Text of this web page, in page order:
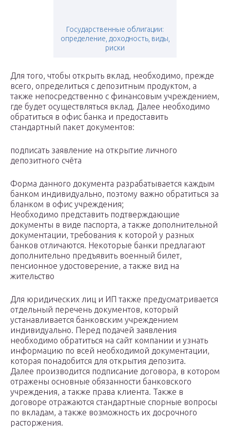
Государственные облигации:
определение, доходность, виды,
риски
Для того, чтобы открыть вклад, необходимо, прежде
всего, определиться с депозитным продуктом, а
также непосредственно с финансовым учреждением,
где будет осуществляться вклад. Далее необходимо
обратиться в офис банка и предоставить
стандартный пакет документов:
подписать заявление на открытие личного
депозитного счёта
Форма данного документа разрабатывается каждым
банком индивидуально, поэтому важно обратиться за
бланком в офис учреждения;
Необходимо представить подтверждающие
документы в виде паспорта, а также дополнительной
документации, требования к которой у разных
банков отличаются. Некоторые банки предлагают
дополнительно предъявить военный билет,
пенсионное удостоверение, а также вид на
жительство
Для юридических лиц и ИП также предусматривается
отдельный перечень документов, который
устанавливается банковским учреждением
индивидуально. Перед подачей заявления
необходимо обратиться на сайт компании и узнать
информацию по всей необходимой документации,
которая понадобится для открытия депозита.
Далее производится подписание договора, в котором
отражены основные обязанности банковского
учреждения, а также права клиента. Также в
договоре отражаются стандартные спорные вопросы
по вкладам, а также возможность их досрочного
расторжения.